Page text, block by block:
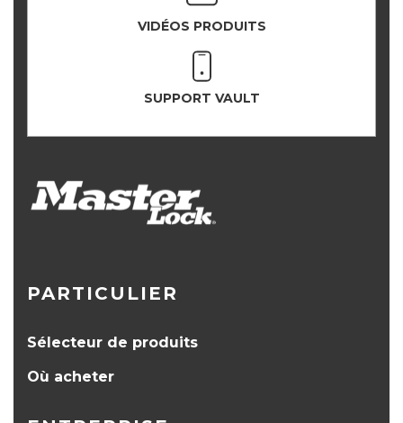
VIDÉOS PRODUITS
SUPPORT VAULT
PARTICULIER
Sélecteur de produits
Où acheter